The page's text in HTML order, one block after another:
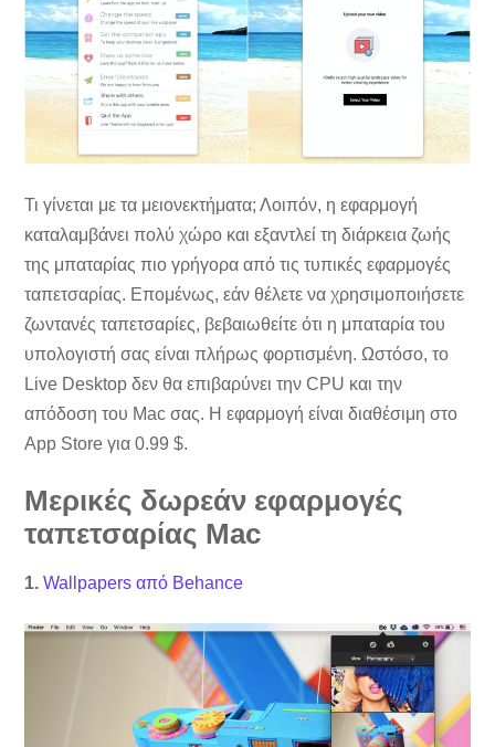
Τι γίνεται με τα μειονεκτήματα; Λοιπόν, η εφαρμογή
καταλαμβάνει πολύ χώρο και εξαντλεί τη διάρκεια ζωής
της μπαταρίας πιο γρήγορα από τις τυπικές εφαρμογές
ταπετσαρίας. Επομένως, εάν θέλετε να χρησιμοποιήσετε
ζωντανές ταπετσαρίες, βεβαιωθείτε ότι η μπαταρία του
υπολογιστή σας είναι πλήρως φορτισμένη. Ωστόσο, το
Live Desktop δεν θα επιβαρύνει την CPU και την
απόδοση του Mac σας. Η εφαρμογή είναι διαθέσιμη στο
App Store για 0.99 $.
Μερικές δωρεάν εφαρμογές
ταπετσαρίας Mac
1.Wallpapers από Behance